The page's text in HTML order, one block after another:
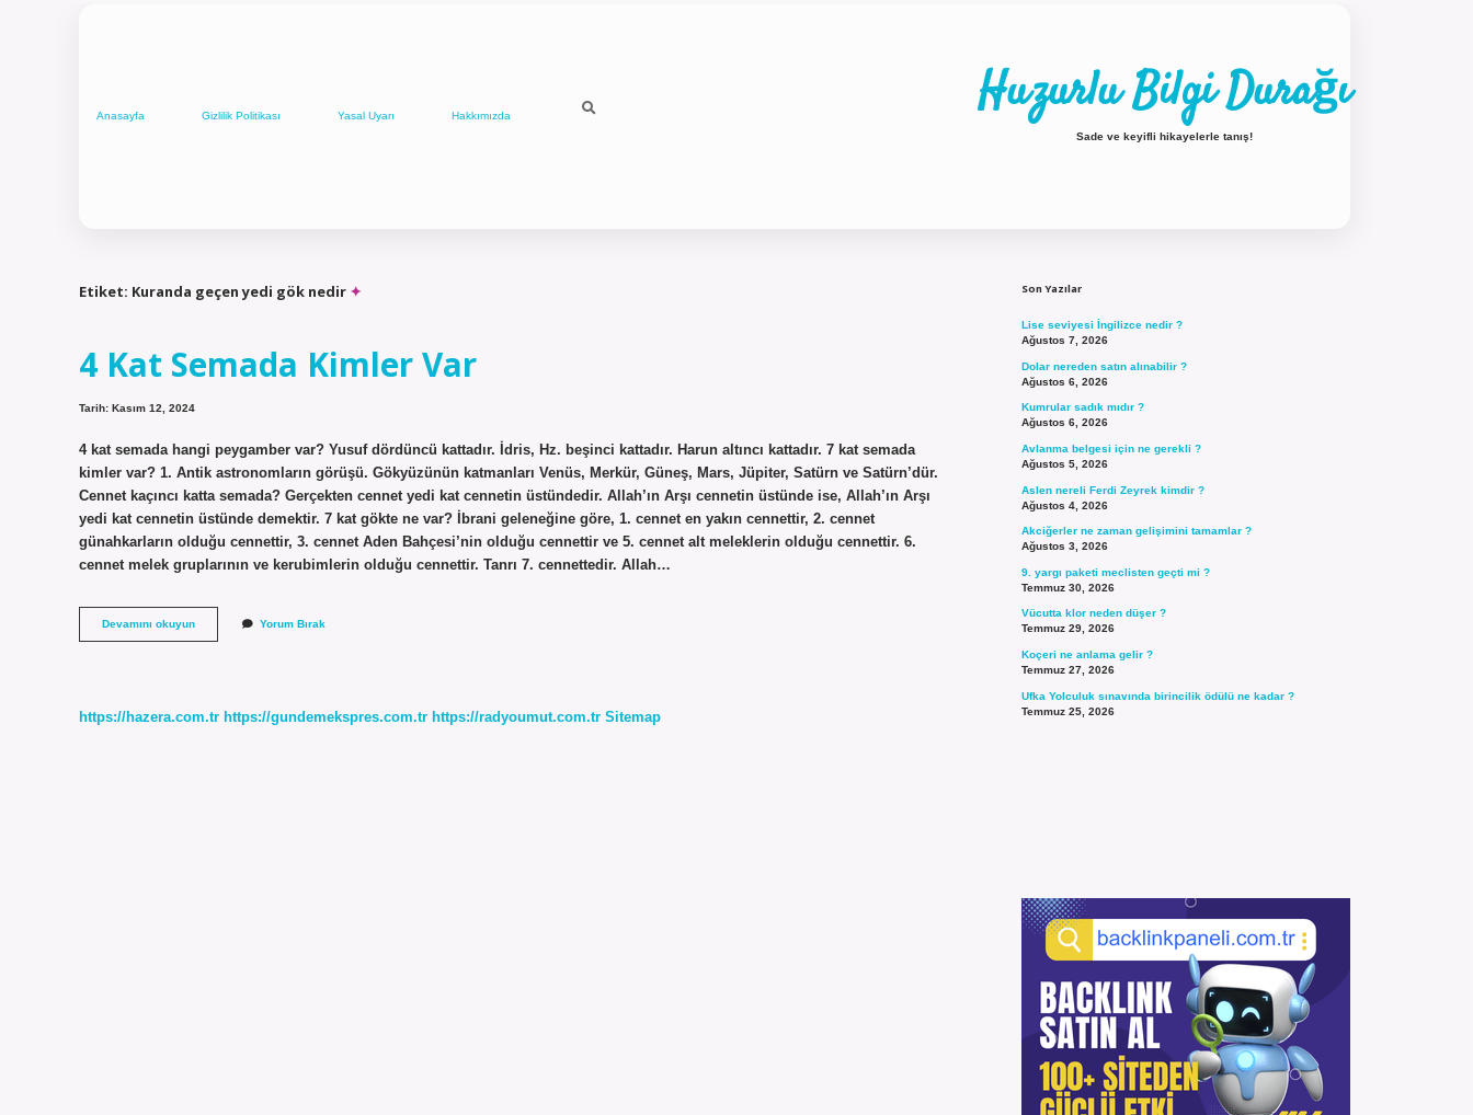
Anasayfa Gizlilik Politikası Yasal Uyarı Hakkımızda Huzurlu Bilgi Durağı
Sade ve keyifli hikayelerle tanış!
Etiket: Kuranda geçen yedi gök nedir
4 Kat Semada Kimler Var
Tarih: Kasım 12, 2024
4 kat semada hangi peygamber var? Yusuf dördüncü kattadır. İdris, Hz. beşinci kattadır. Harun altıncı kattadır. 7 kat semada
kimler var? 1. Antik astronomların görüşü. Gökyüzünün katmanları Venüs, Merkür, Güneş, Mars, Jüpiter, Satürn ve Satürn’dür.
Cennet kaçıncı katta semada? Gerçekten cennet yedi kat cennetin üstündedir. Allah’ın Arşı cennetin üstünde ise, Allah’ın Arşı
yedi kat cennetin üstünde demektir. 7 kat gökte ne var? İbrani geleneğine göre, 1. cennet en yakın cennettir, 2. cennet
günahkarların olduğu cennettir, 3. cennet Aden Bahçesi’nin olduğu cennettir ve 5. cennet alt meleklerin olduğu cennettir. 6.
cennet melek gruplarının ve kerubimlerin olduğu cennettir. Tanrı 7. cennettedir. Allah…
Devamını okuyun4
Kat
Yorum Bırak
https://hazera.com.tr https://gundemekspres.com.tr https://radyoumut.com.tr Sitemap
Son Yazılar
Lise seviyesi İngilizce nedir ?
Ağustos 7, 2026
Dolar nereden satın alınabilir ?
Ağustos 6, 2026
Kumrular sadık mıdır ?
Ağustos 6, 2026
Avlanma belgesi için ne gerekli ?
Ağustos 5, 2026
Aslen nereli Ferdi Zeyrek kimdir ?
Ağustos 4, 2026
Akciğerler ne zaman gelişimini tamamlar ?
Ağustos 3, 2026
9. yargı paketi meclisten geçti mi ?
Temmuz 30, 2026
Vücutta klor neden düşer ?
Temmuz 29, 2026
Koçeri ne anlama gelir ?
Temmuz 27, 2026
Ufka Yolculuk sınavında birincilik ödülü ne kadar ?
Temmuz 25, 2026